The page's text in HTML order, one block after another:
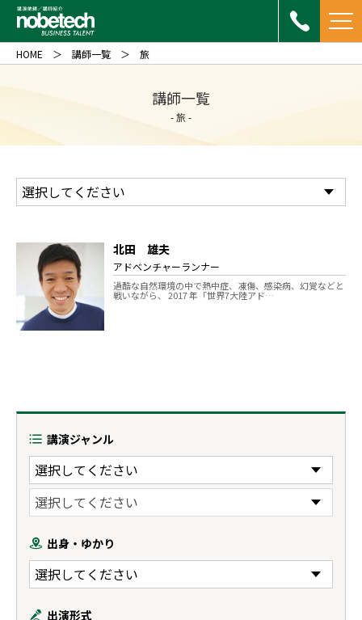
講師一覧
- 旅 -
HOME 講師一覧 旅
北田 雄夫
アドベンチャーランナー
過酷な自然環境の中で熱中症、凍傷、感染病、幻覚などと
戦いながら、 2017 年「世界7大陸アド…
講演ジャンル
出身・ゆかり
出演形式